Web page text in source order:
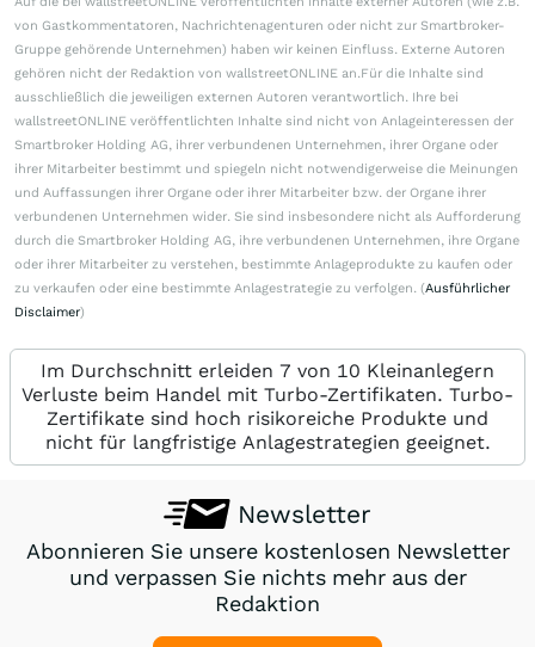
von Gastkommentatoren, Nachrichtenagenturen oder nicht zur Smartbroker-
Gruppe gehörende Unternehmen) haben wir keinen Einfluss. Externe Autoren
gehören nicht der Redaktion von wallstreetONLINE an.Für die Inhalte sind
ausschließlich die jeweiligen externen Autoren verantwortlich. Ihre bei
wallstreetONLINE veröffentlichten Inhalte sind nicht von Anlageinteressen der
Smartbroker Holding AG, ihrer verbundenen Unternehmen, ihrer Organe oder
ihrer Mitarbeiter bestimmt und spiegeln nicht notwendigerweise die Meinungen
und Auffassungen ihrer Organe oder ihrer Mitarbeiter bzw. der Organe ihrer
verbundenen Unternehmen wider. Sie sind insbesondere nicht als Aufforderung
durch die Smartbroker Holding AG, ihre verbundenen Unternehmen, ihre Organe
oder ihrer Mitarbeiter zu verstehen, bestimmte Anlageprodukte zu kaufen oder
zu verkaufen oder eine bestimmte Anlagestrategie zu verfolgen. (Ausführlicher
Disclaimer)
Im Durchschnitt erleiden 7 von 10 Kleinanlegern
Verluste beim Handel mit Turbo-Zertifikaten. Turbo-
Zertifikate sind hoch risikoreiche Produkte und
nicht für langfristige Anlagestrategien geeignet.
Newsletter
Abonnieren Sie unsere kostenlosen Newsletter
und verpassen Sie nichts mehr aus der
Redaktion